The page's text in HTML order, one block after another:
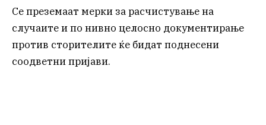
Се преземаат мерки за расчистување на
случаите и по нивно целосно документирање
против сторителите ќе бидат поднесени
соодветни пријави.